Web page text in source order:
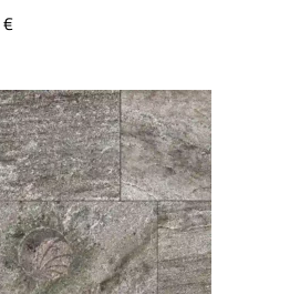
€Plage
6.34 €
à
32.58 €